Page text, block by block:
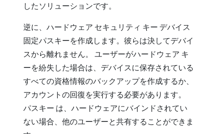
したソリューションです。
逆に、ハードウェア セキュリティ キー デバイス
固定パスキーを作成します。彼らは決してデバイ
スから離れません。 ユーザーがハードウェア キ
ーを紛失した場合は、デバイスに保存されている
すべての資格情報のバックアップを作成するか、
アカウントの回復を実行する必要があります。
パスキー は、ハードウェアにバインドされてい
ない場合、他のユーザーと共有することができま